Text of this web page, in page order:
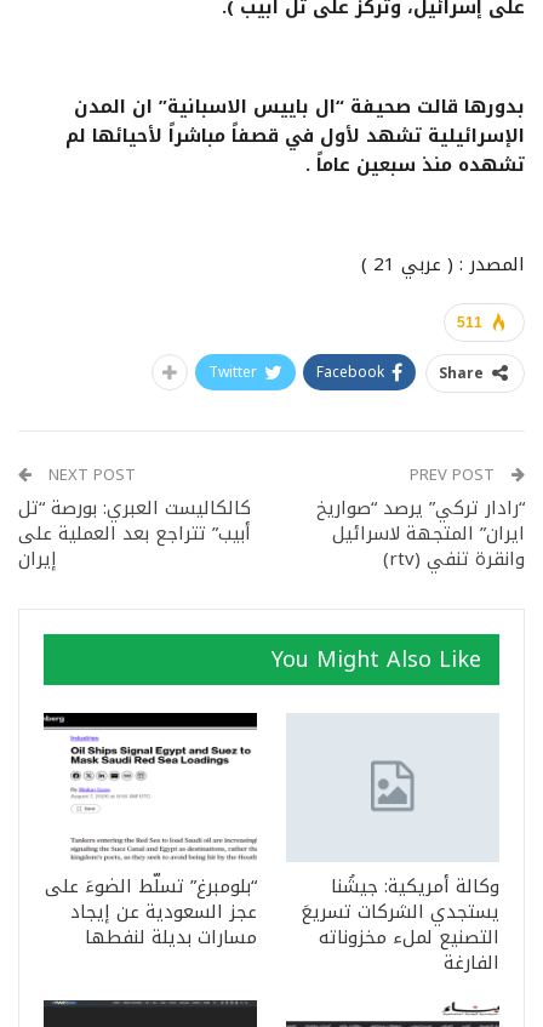
على إسرائيل، وتركز على تل أبيب ).
بدورها قالت صحيفة “ال باييس الاسبانية” ان المدن
الإسرائيلية تشهد لأول في قصفاً مباشراً لأحيائها لم
تشهده منذ سبعين عاماً .
المصدر : ( عربي 21 )
511
Share
Facebook
Twitter
“رادار تركي” يرصد “صواريخ
ايران” المتجهة لاسرائيل
وانقرة تنفي (rtv)
NEXT POST
كالكاليست العبري: بورصة “تل
أبيب” تتراجع بعد العملية على
إيران
You Might Also Like
وكالة أمريكية: جيشُنا
يستجدي الشركات تسريعَ
التصنيع لملء مخزوناته
الفارغة
“بلومبرغ” تسلّط الضوءَ على
عجز السعودية عن إيجاد
مسارات بديلة لنفطها